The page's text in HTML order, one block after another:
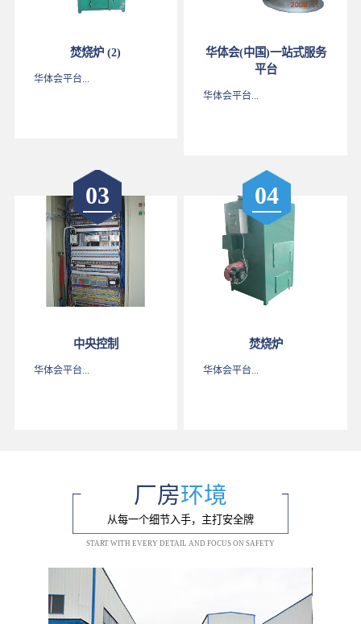
焚烧炉 (2)
华体会平台...
华体会(中国)一站式服务
平台
华体会平台...
03
中央控制
华体会平台...
04
焚烧炉
华体会平台...
厂房环境
从每一个细节入手，主打安全牌
START WITH EVERY DETAIL AND FOCUS ON SAFETY